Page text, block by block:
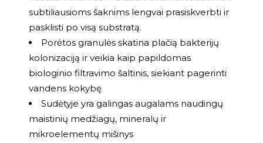
subtiliausioms šaknims lengvai prasiskverbti ir
pasklisti po visą substratą.
Porėtos granulės skatina plačią bakterijų
kolonizaciją ir veikia kaip papildomas
biologinio filtravimo šaltinis, siekiant pagerinti
vandens kokybę
Sudėtyje yra galingas augalams naudingų
maistinių medžiagų, mineralų ir
mikroelementų mišinys